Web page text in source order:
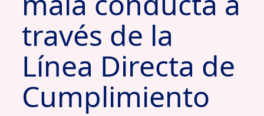
través de la
Línea Directa de
Cumplimiento